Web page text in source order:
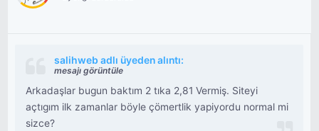
salihweb adlı üyeden alıntı:
mesajı görüntüle
Arkadaşlar bugun baktım 2 tıka 2,81 Vermiş. Siteyi
açtıgım ilk zamanlar böyle çömertlik yapiyordu normal mi
sizce?